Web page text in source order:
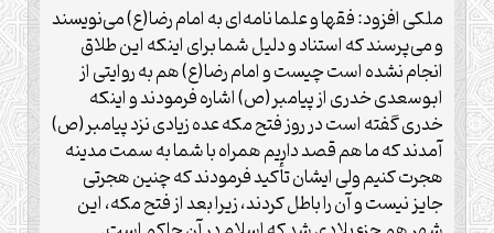
ملکی افزود: فقها و علما نامه‌ای به امام رضا(ع) می‌نویسند
و می‌پرسند که استناد و دلیل شما برای اینکه این طلاق
انجام نشده است چیست و امام رضا(ع) هم به روایتی از
ابوسعدی خدری از پیامبر(ص) اشاره فرمودند و اینکه
خدری گفته است در روز فتح مکه عده زیادی نزد پیامبر(ص)
آمدند که ما هم قصد داریم همراه با شما به سمت مدینه
هجرت کنیم ولی ایشان تأکید فرمودند که چنین هجرتی
جایز نیست و آن را باطل کردند، زیرا بعد از فتح مکه، این